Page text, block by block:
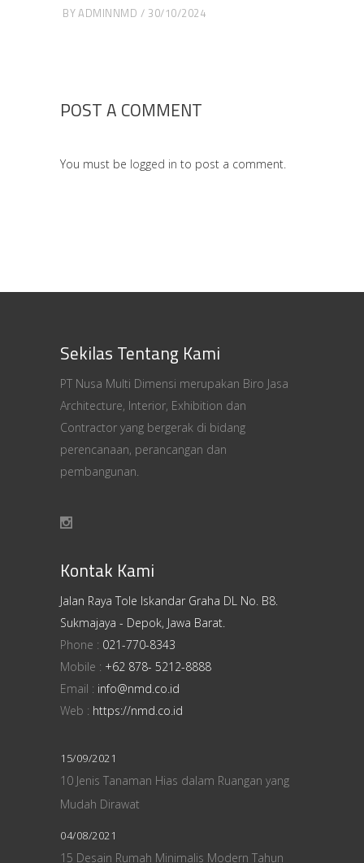
BYADMINNMD 30/10/2024
POST A COMMENT
You must be logged in to post a comment.
Sekilas Tentang Kami
PT Nusa Multi Dimensi merupakan Biro Jasa
Architecture, Interior, Exhibition dan
Contractor yang bergerak di bidang
perencanaan, perancangan dan
pembangunan.
Kontak Kami
Jalan Raya Tole Iskandar Graha DL No. B8.
Sukmajaya - Depok, Jawa Barat.
Phone : 021-770-8343
Mobile : +62 878- 5212-8888
Email : info@nmd.co.id
Web : https://nmd.co.id
15/09/2021
10 Jenis Tanaman Hias dalam Ruangan yang
Mudah Dirawat
04/08/2021
15 Desain Rumah Minimalis Modern Tahun